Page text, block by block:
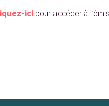
ici pour accéder à